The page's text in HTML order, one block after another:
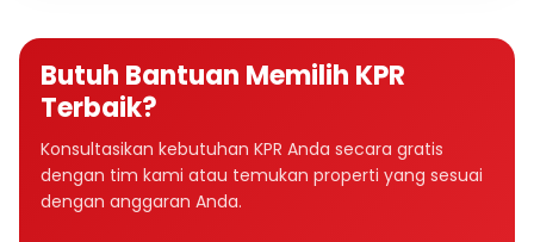
Butuh Bantuan Memilih KPR
Terbaik?
Konsultasikan kebutuhan KPR Anda secara gratis
dengan tim kami atau temukan properti yang sesuai
dengan anggaran Anda.